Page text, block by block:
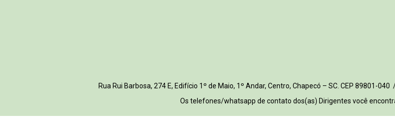
Rua Rui Barbosa, 274 E, Edifício 1º de Maio, 1º Andar, Centro, Chapecó – SC. CEP 89801-
Os telefones/whatsapp de contato dos(as) Dirigentes você